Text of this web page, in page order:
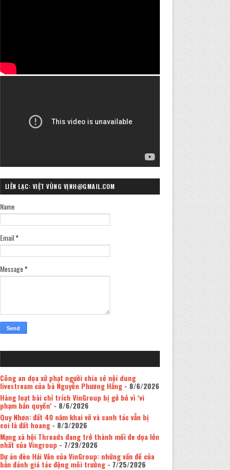
LIÊN LẠC: VIỆT VÙNG VỊNH@GMAIL.COM
Name
Email*
Message*
Công an dọa xử phạt người chia sẻ nội dung
livestream của bà Nguyễn Phương Hằng- 8/6/2026
Hàng loạt bài chỉ trích VinGroup bị gỡ bỏ vì ‘vi
phạm bản quyền’- 8/6/2026
Quy Nhơn: đất 40 năm khai vỡ và canh tác vẫn bị
coi là đất hoang- 8/3/2026
Mạng xã hội Threads đang trở thành mối đe dọa lớn
nhất của Vingroup - 7/29/2026
Dự án đèo Hải Vân của VinGroup: những vấn đề của
bản đánh giá tác động môi trường- 7/25/2026